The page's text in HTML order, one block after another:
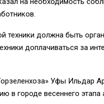
техники должна быть
доплачиваться за
Уфы Ильдар
в городе весеннего этапа